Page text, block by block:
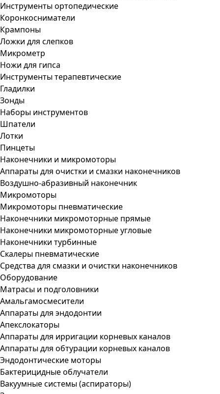
Инструменты ортопедические
Коронкосниматели
Крампоны
Ложки для слепков
Микрометр
Ножи для гипса
Инструменты терапевтические
Гладилки
Зонды
Наборы инструментов
Шпатели
Лотки
Пинцеты
Наконечники и микромоторы
Аппараты для очистки и смазки наконечников
Воздушно-абразивный наконечник
Микромоторы
Микромоторы пневматические
Наконечники микромоторные прямые
Наконечники микромоторные угловые
Наконечники турбинные
Скалеры пневматические
Средства для смазки и очистки наконечников
Оборудование
Матрасы и подголовники
Амальгамосмесители
Аппараты для эндодонтии
Апекслокаторы
Аппараты для ирригации корневых каналов
Аппараты для обтурации корневых каналов
Эндодонтические моторы
Бактерицидные облучатели
Вакуумные системы (аспираторы)